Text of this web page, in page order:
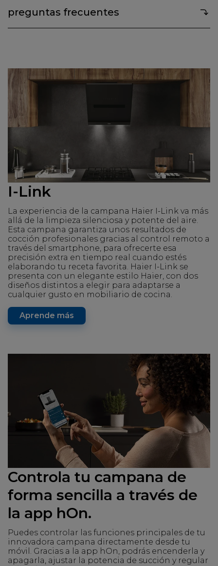
preguntas frecuentes
I-Link
La experiencia de la campana Haier I-Link va más
allá de la limpieza silenciosa y potente del aire.
Esta campana garantiza unos resultados de
cocción profesionales gracias al control remoto a
través del smartphone, para ofrecerte esa
precisión extra en tiempo real cuando estés
elaborando tu receta favorita. Haier I-Link se
presenta con un elegante estilo Haier, con dos
diseños distintos a elegir para adaptarse a
cualquier gusto en mobiliario de cocina.
Aprende más
Controla tu campana de
forma sencilla a través de
la app hOn.
Puedes controlar las funciones principales de tu
innovadora campana directamente desde tu
móvil. Gracias a la app hOn, podrás encenderla y
apagarla, ajustar la potencia de succión y regular